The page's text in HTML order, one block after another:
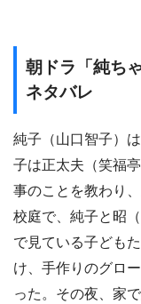
朝ドラ「純ち
ネタバレ
純子（山口智子）
子は正太夫（笑福
事のことを教わり
校庭で、純子と昭
で見ている子ども
け、手作りのグロ
った。その夜、家